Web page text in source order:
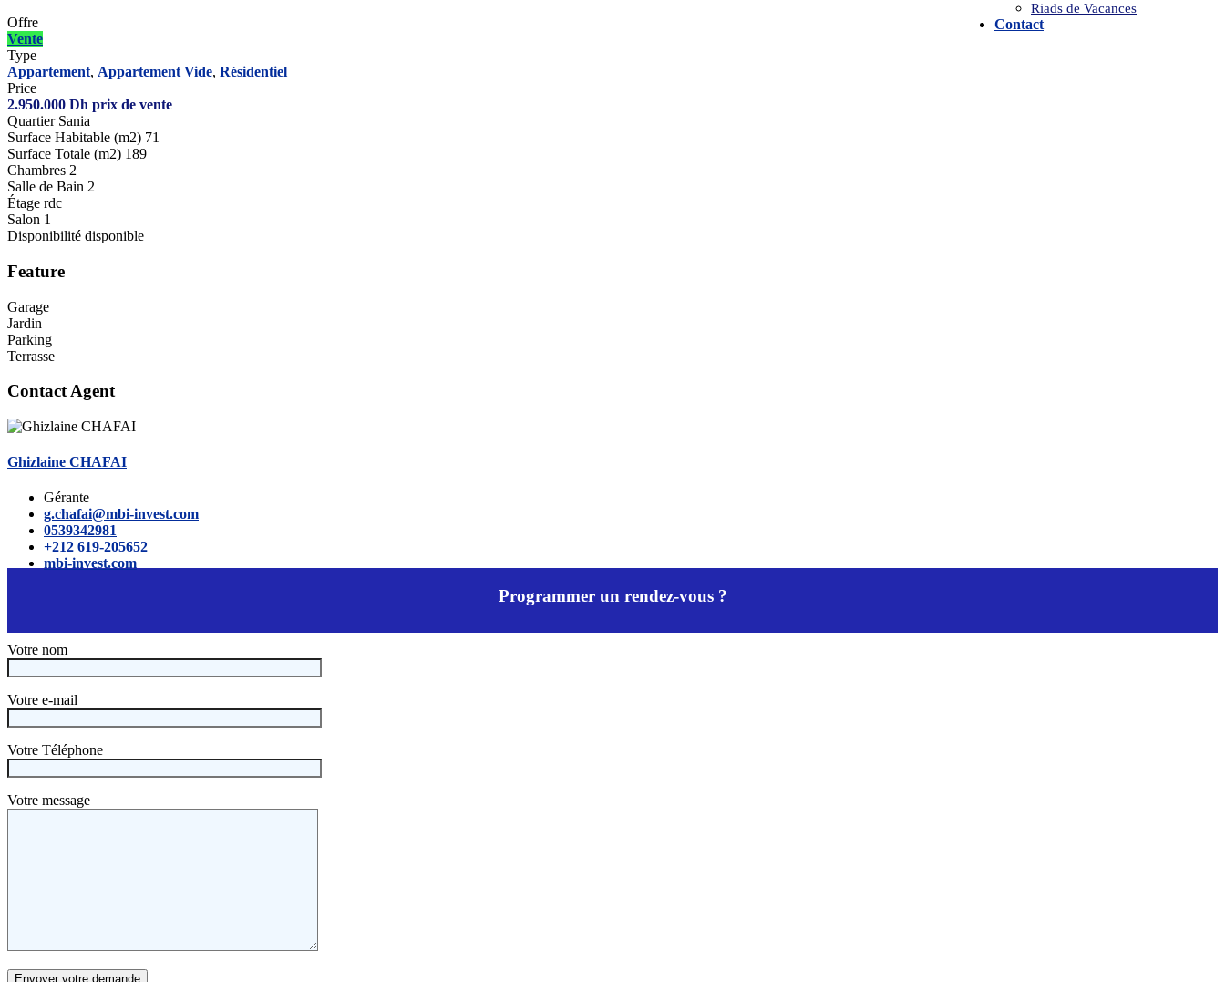
Riads de Vacances
Contact
Offre
Vente
Type
Appartement, Appartement Vide, Résidentiel
Price
2.950.000 Dh prix de vente
Quartier Sania
Surface Habitable (m2) 71
Surface Totale (m2) 189
Chambres 2
Salle de Bain 2
Étage rdc
Salon 1
Disponibilité disponible
Feature
Garage
Jardin
Parking
Terrasse
Contact Agent
Ghizlaine CHAFAI
Gérante
g.chafai@mbi-invest.com
0539342981
+212 619-205652
mbi-invest.com
Programmer un rendez-vous ?
Votre nom
Votre e-mail
Votre Téléphone
Votre message